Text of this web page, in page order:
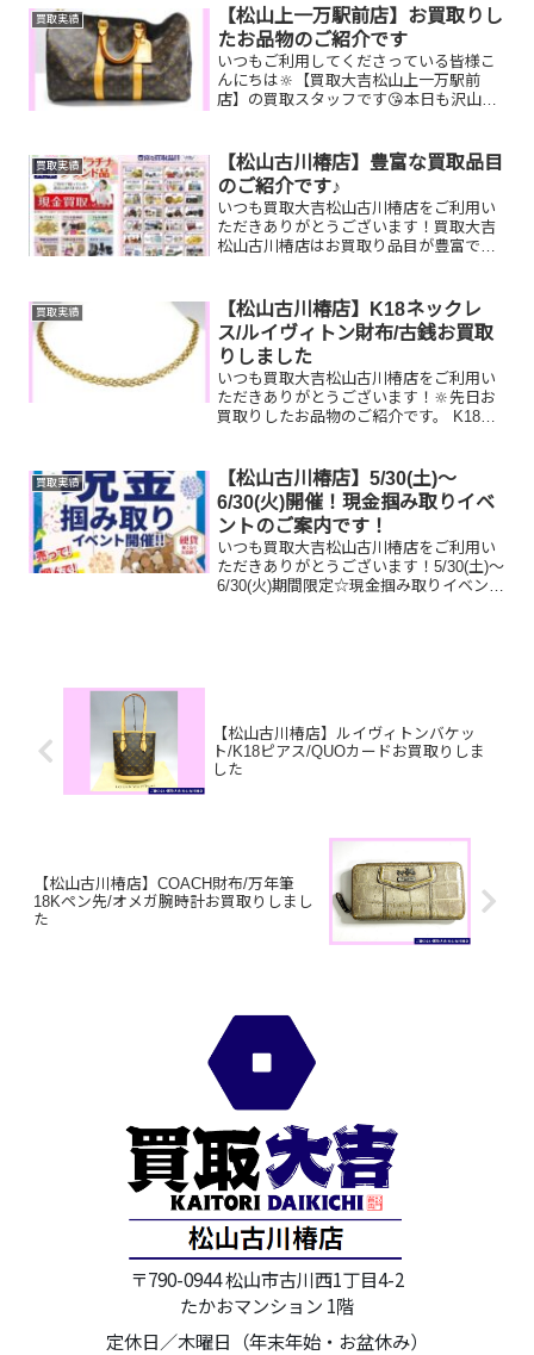
ンゴット ジバンシー 公式ライ
ン シャネル 折り...
買取実績
【松山上一万駅前店】お買取りし
たお品物のご紹介です
いつもご利用してくださっている皆様こ
んにちは🔆【買取大吉松山上一万駅前
店】の買取スタッフです😘本日も沢山の
トン 水月焼
SEIKOキーポル ...
買取実績
【松山古川椿店】豊富な買取品目
のご紹介です♪
いつも買取大吉松山古川椿店をご利用い
ただきありがとうございます！買取大吉
松山古川椿店はお買取り品目が豊富で
たものや、片手でお持ちいただけるもの
ならお買取りできるお品が...
買取実績
【松山古川椿店】K18ネックレ
ス/ルイヴィトン財布/古銭お買取
りしました
いつも買取大吉松山古川椿店をご利用い
ただきありがとうございます！🔆先日お
買取りしたお品物のご紹介です。 K18ネ
ございませんか？ぜひ買取大吉松山古川
椿店にお査定させ...
買取実績
【松山古川椿店】5/30(土)～
6/30(火)開催！現金掴み取りイベ
ントのご案内です！
いつも買取大吉松山古川椿店をご利用い
ただきありがとうございます！5/30(土)～
6/30(火)期間限定☆現金掴み取りイベント
【松山古川椿店】ルイヴィトンバケッ
ト/K18ピアス/QUOカードお買取りしま
した
【松山古川椿店】COACH財布/万年筆
18Kペン先/オメガ腕時計お買取りしまし
た
〒790-0944 松山市古川西1丁目4-2
たかおマンション 1階
定休日／木曜日（年末年始・お盆休み）